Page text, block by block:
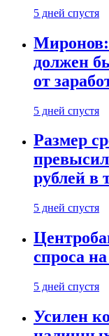
5 дней спустя
Миронов:
должен
от
5 дней спустя
Размер
рублей в
5 дней спустя
спроса
5 дней спустя
Усилен